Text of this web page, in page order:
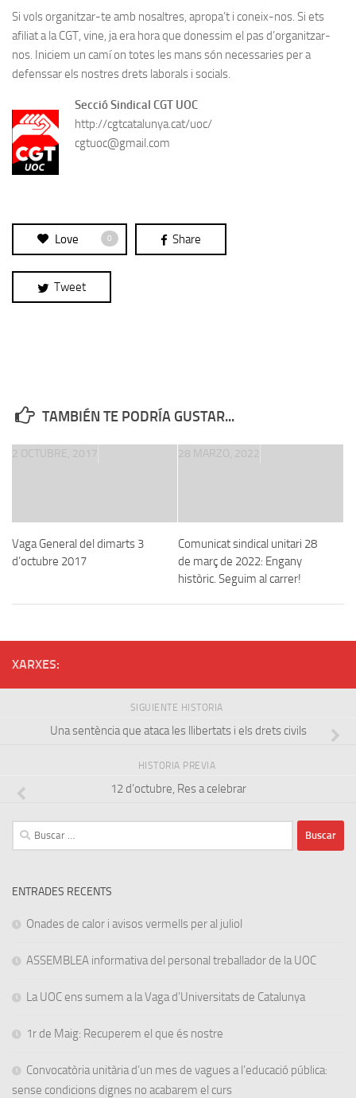
Si vols organitzar-te amb nosaltres, apropa’t i coneix-nos. Si ets
afiliat a la CGT, vine, ja era hora que donessim el pas d’organitzar-
nos. Iniciem un camí on totes les mans són necessaries per a
defenssar els nostres drets laborals i socials.
Secció Sindical CGT UOC
http://cgtcatalunya.cat/uoc/
cgtuoc@gmail.com
Love 0 Share
Tweet
TAMBIÉN TE PODRÍA GUSTAR...
Vaga General del dimarts 3
d’octubre 2017
2 OCTUBRE, 2017
Comunicat sindical unitari 28
de març de 2022: Engany
històric. Seguim al carrer!
28 MARZO, 2022
XARXES:
SIGUIENTE HISTORIA
Una sentència que ataca les llibertats i els drets civils
HISTORIA PREVIA
12 d’octubre, Res a celebrar
Buscar:
ENTRADES RECENTS
Onades de calor i avisos vermells per al juliol
ASSEMBLEA informativa del personal treballador de la UOC
La UOC ens sumem a la Vaga d’Universitats de Catalunya
1r de Maig: Recuperem el que és nostre
Convocatòria unitària d’un mes de vagues a l’educació pública:
sense condicions dignes no acabarem el curs